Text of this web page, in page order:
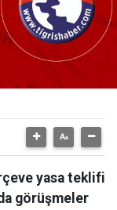
yasa teklifi
görüşmeler